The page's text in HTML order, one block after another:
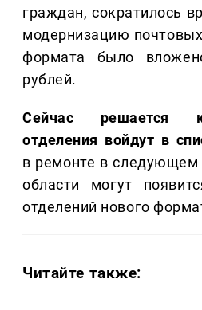
граждан, сократилось
модернизацию
формата было
рублей.
Сейчас решается
отделения войдут в
в ремонте в следующем
области могут
отделений нового
Читайте также: